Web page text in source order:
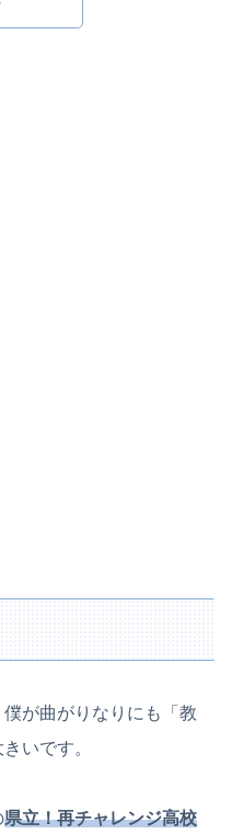
が曲がりなりにも「教
いです。
県立！再チャレンジ高校